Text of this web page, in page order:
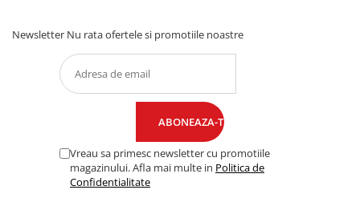
Newsletter Nu rata ofertele si promotiile noastre
Vreau sa primesc newsletter cu promotiile
magazinului. Afla mai multe in Politica de
Confidentialitate